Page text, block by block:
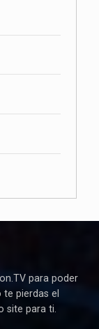
para poder
pierdas el
site para ti.